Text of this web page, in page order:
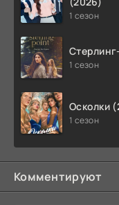
1 сезон
1 сезон
Осколки
1 сезон
Комментируют